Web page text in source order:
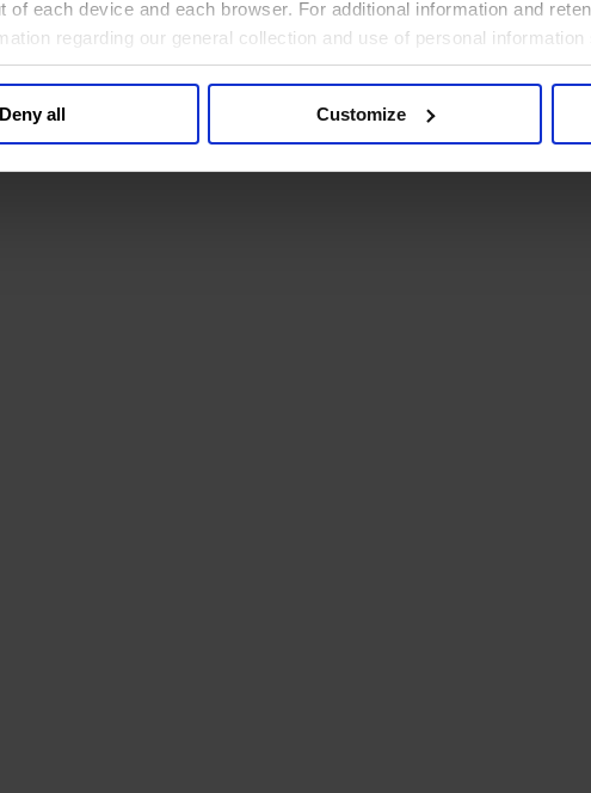
of each device and each browser. For additional information and
regarding our general collection and use of personal information
Deny all Customize